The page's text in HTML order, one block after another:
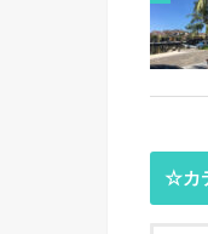
☆カ